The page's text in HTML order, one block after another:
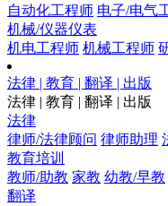
自动化工程师 电子/电气
机械/仪器仪表
机电工程师 机械工程师
法律 | 教育 | 翻译 | 出版
法律 | 教育 | 翻译 | 出版
法律
律师/法律顾问 律师助理
教育培训
教师/助教 家教 幼教/早教
翻译